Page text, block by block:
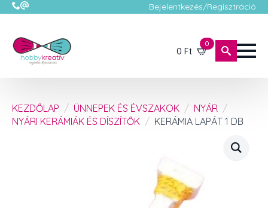
Bejelentkezés/Regisztráció
0 Ft
0
KEZDŐLAP ÜNNEPEK ÉS ÉVSZAKOK
NYÁR
NYÁRI KERÁMIÁK ÉS DÍSZÍTŐK
KERÁMIA LAPÁT 1 DB